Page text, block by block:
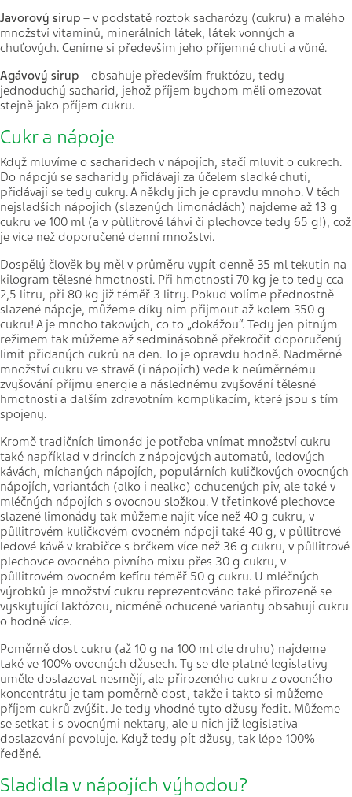
Javorový sirup – v podstatě roztok sacharózy (cukru) a malého
množství vitaminů, minerálních látek, látek vonných a
chuťových. Ceníme si především jeho příjemné chuti a vůně.
Agávový sirup – obsahuje především fruktózu, tedy
jednoduchý sacharid, jehož příjem bychom měli omezovat
stejně jako příjem cukru.
Cukr a nápoje
Když mluvíme o sacharidech v nápojích, stačí mluvit o cukrech.
Do nápojů se sacharidy přidávají za účelem sladké chuti,
přidávají se tedy cukry. A někdy jich je opravdu mnoho. V těch
nejsladších nápojích (slazených limonádách) najdeme až 13 g
cukru ve 100 ml (a v půllitrové láhvi či plechovce tedy 65 g!), což
je více než doporučené denní množství.
Dospělý člověk by měl v průměru vypít denně 35 ml tekutin na
kilogram tělesné hmotnosti. Při hmotnosti 70 kg je to tedy cca
2,5 litru, při 80 kg již téměř 3 litry. Pokud volíme přednostně
slazené nápoje, můžeme díky nim přijmout až kolem 350 g
cukru! A je mnoho takových, co to „dokážou“. Tedy jen pitným
režimem tak můžeme až sedminásobně překročit doporučený
limit přidaných cukrů na den. To je opravdu hodně. Nadměrné
množství cukru ve stravě (i nápojích) vede k neúměrnému
zvyšování příjmu energie a následnému zvyšování tělesné
hmotnosti a dalším zdravotním komplikacím, které jsou s tím
spojeny.
Kromě tradičních limonád je potřeba vnímat množství cukru
také například v drincích z nápojových automatů, ledových
kávách, míchaných nápojích, populárních kuličkových ovocných
nápojích, variantách (alko i nealko) ochucených piv, ale také v
mléčných nápojích s ovocnou složkou. V třetinkové plechovce
slazené limonády tak můžeme najít více než 40 g cukru, v
půllitrovém kuličkovém ovocném nápoji také 40 g, v půllitrové
ledové kávě v krabičce s brčkem více než 36 g cukru, v půllitrové
plechovce ovocného pivního mixu přes 30 g cukru, v
půllitrovém ovocném kefíru téměř 50 g cukru. U mléčných
výrobků je množství cukru reprezentováno také přirozeně se
vyskytující laktózou, nicméně ochucené varianty obsahují cukru
o hodně více.
Poměrně dost cukru (až 10 g na 100 ml dle druhu) najdeme
také ve 100% ovocných džusech. Ty se dle platné legislativy
uměle doslazovat nesmějí, ale přirozeného cukru z ovocného
koncentrátu je tam poměrně dost, takže i takto si můžeme
příjem cukrů zvýšit. Je tedy vhodné tyto džusy ředit. Můžeme
se setkat i s ovocnými nektary, ale u nich již legislativa
doslazování povoluje. Když tedy pít džusy, tak lépe 100%
ředěné.
Sladidla v nápojích výhodou?